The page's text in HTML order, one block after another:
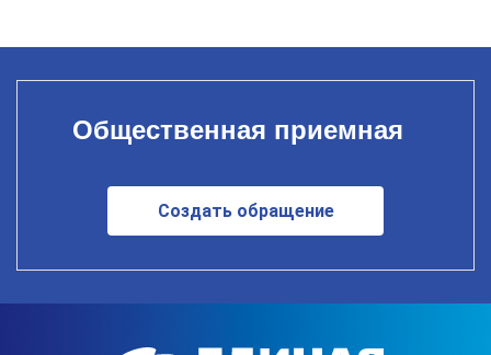
Общественная приемная
Создать обращение